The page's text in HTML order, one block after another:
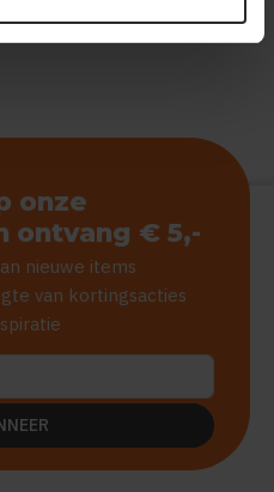
onze
ontvang € 5,-
nieuwe items
van kortingsacties